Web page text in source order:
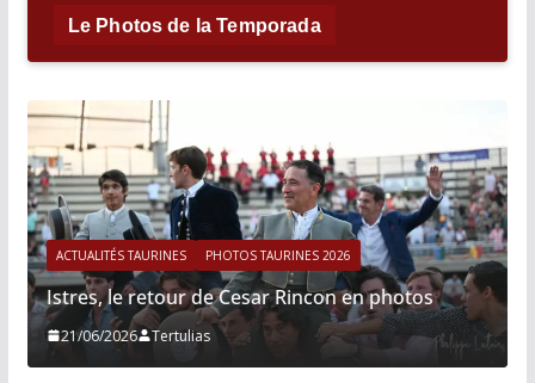
Le Photos de la Temporada
ACTUALITÉS TAURINES PHOTOS TAURINES 2026
Istres, le retour de Cesar Rincon en photos
21/06/2026 Tertulias